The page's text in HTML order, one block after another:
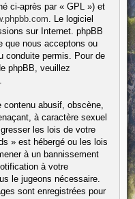
ci-après par « GPL ») et
. Le logiciel
sur Internet. phpBB
que nous acceptons ou
conduite permis. Pour de
phpBB, veuillez
abusif, obscène,
à caractère sexuel
les lois de votre
» est hébergé ou les lois
à un bannissement
à votre
le jugeons nécessaire.
sont enregistrées pour